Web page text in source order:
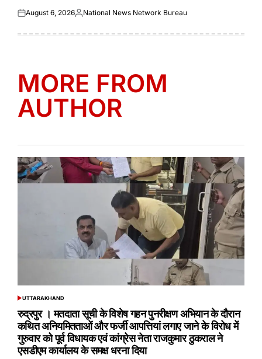
Posted
August 6, 2026Posted
National News Network Bureau
MORE FROM
AUTHOR
POSTED
UTTARAKHAND
रुद्रपुर । मतदाता सूची के विशेष गहन पुनरीक्षण अभियान के दौरान
कथित अनियमितताओं और फर्जी आपत्तियां लगाए जाने के विरोध में
गुरुवार को पूर्व विधायक एवं कांग्रेस नेता राजकुमार ठुकराल ने
एसडीएम कार्यालय के समक्ष धरना दिया